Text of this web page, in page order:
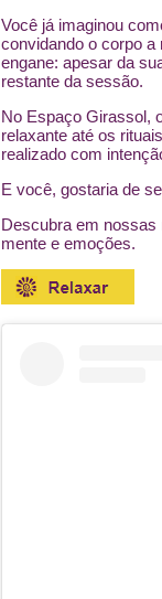
Você já imaginou
convidando o corpo a
engane: apesar da
restante da sessão.
No Espaço Girassol,
relaxante até os
realizado com
E você, gostaria de
Descubra em nossas
mente e emoções.